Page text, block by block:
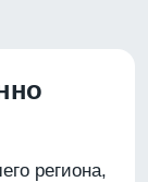
региона,